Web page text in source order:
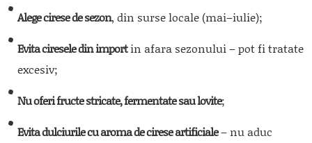
Alege cirese de sezon, din surse locale (mai–iulie);
Evita ciresele din importin afara sezonului – pot fi tratate
excesiv;
Nu oferi fructe stricate, fermentate sau lovite;
Evita dulciurile cu aroma de cirese artificiale– nu aduc